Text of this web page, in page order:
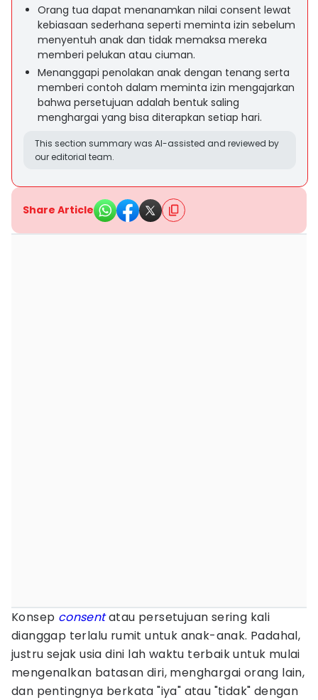
Orang tua dapat menanamkan nilai consent lewat
kebiasaan sederhana seperti meminta izin sebelum
menyentuh anak dan tidak memaksa mereka
memberi pelukan atau ciuman.
Menanggapi penolakan anak dengan tenang serta
memberi contoh dalam meminta izin mengajarkan
bahwa persetujuan adalah bentuk saling
menghargai yang bisa diterapkan setiap hari.
This section summary was AI-assisted and reviewed by
our editorial team.
Share Article
Konsep consentatau persetujuan sering kali
dianggap terlalu rumit untuk anak-anak. Padahal,
justru sejak usia dini lah waktu terbaik untuk mulai
mengenalkan batasan diri, menghargai orang lain,
dan pentingnya berkata "iya" atau "tidak" dengan